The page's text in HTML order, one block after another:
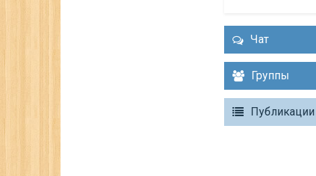
Чат
Группы
Публикации